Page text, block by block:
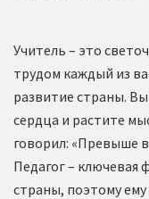
Учитель – это
трудом каждый из
развитие страны.
сердца и растите
говорил: «Превыше
Педагог – ключевая
страны, поэтому